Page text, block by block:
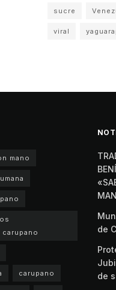
sucre
viral
mano
carupano
de
de